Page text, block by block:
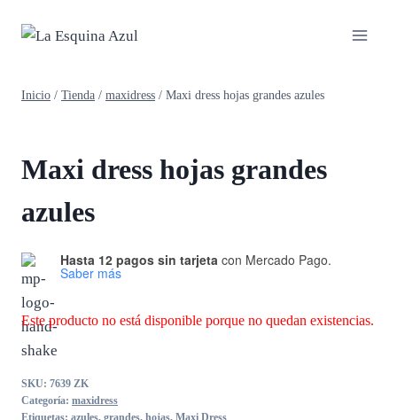
Inicio / Tienda / maxidress / Maxi dress hojas grandes azules
Maxi dress hojas grandes
azules
Hasta 12 pagos sin tarjeta con Mercado Pago.
Saber más
Este producto no está disponible porque no quedan existencias.
SKU: 7639 ZK
Categoría: maxidress
Etiquetas: azules, grandes, hojas, Maxi Dress